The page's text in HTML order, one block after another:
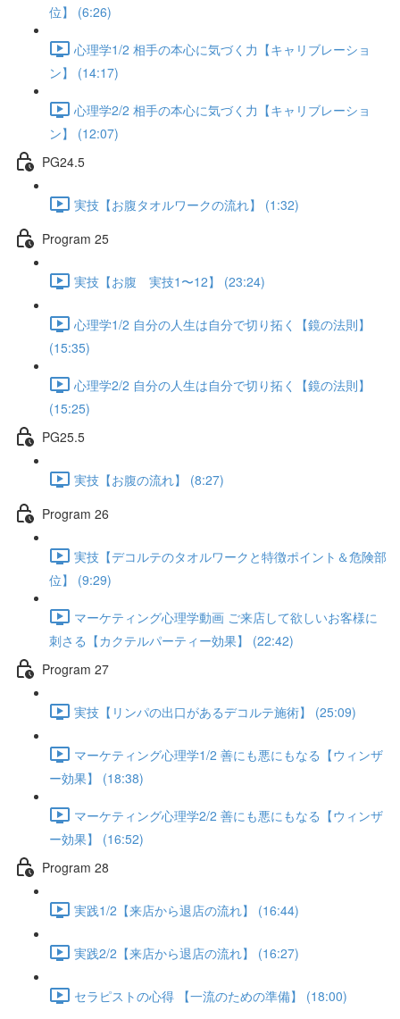
位】 (6:26)
心理学1/2 相手の本心に気づく力【キャリブレーショ
ン】 (14:17)
心理学2/2 相手の本心に気づく力【キャリブレーショ
ン】 (12:07)
PG24.5
実技【お腹タオルワークの流れ】 (1:32)
Program 25
実技【お腹 実技1〜12】 (23:24)
心理学1/2 自分の人生は自分で切り拓く【鏡の法則】
(15:35)
心理学2/2 自分の人生は自分で切り拓く【鏡の法則】
(15:25)
PG25.5
実技【お腹の流れ】 (8:27)
Program 26
実技【デコルテのタオルワークと特徴ポイント＆危険部
位】 (9:29)
マーケティング心理学動画 ご来店して欲しいお客様に
刺さる【カクテルパーティー効果】 (22:42)
Program 27
実技【リンパの出口があるデコルテ施術】 (25:09)
マーケティング心理学1/2 善にも悪にもなる【ウィンザ
ー効果】 (18:38)
マーケティング心理学2/2 善にも悪にもなる【ウィンザ
ー効果】 (16:52)
Program 28
実践1/2【来店から退店の流れ】 (16:44)
実践2/2【来店から退店の流れ】 (16:27)
セラピストの心得 【一流のための準備】 (18:00)